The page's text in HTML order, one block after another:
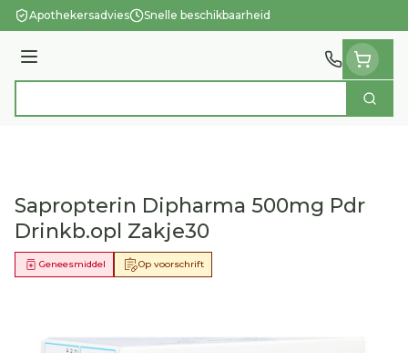
Ga naar de inhoud
Apothekersadvies Snelle beschikbaarheid
Menu
Zoek
Sapropterin Dipharma 500mg Pdr
Drinkb.opl Zakje30
Op voorschrift
Geneesmiddel